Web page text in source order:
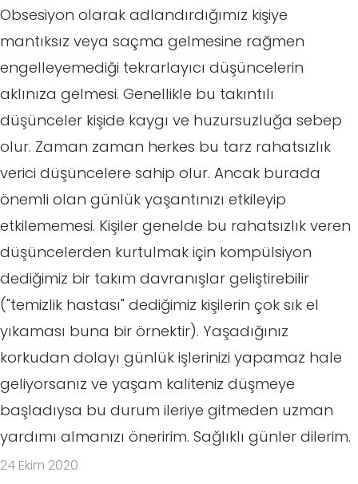
Obsesiyon olarak adlandırdığımız kişiye
mantıksız veya saçma gelmesine rağmen
engelleyemediği tekrarlayıcı düşüncelerin
aklınıza gelmesi. Genellikle bu takıntılı
düşünceler kişide kaygı ve huzursuzluğa sebep
olur. Zaman zaman herkes bu tarz rahatsızlık
verici düşüncelere sahip olur. Ancak burada
önemli olan günlük yaşantınızı etkileyip
etkilememesi. Kişiler genelde bu rahatsızlık veren
düşüncelerden kurtulmak için kompülsiyon
dediğimiz bir takım davranışlar geliştirebilir
("temizlik hastası" dediğimiz kişilerin çok sık el
yıkaması buna bir örnektir). Yaşadığınız
korkudan dolayı günlük işlerinizi yapamaz hale
geliyorsanız ve yaşam kaliteniz düşmeye
başladıysa bu durum ileriye gitmeden uzman
yardımı almanızı öneririm. Sağlıklı günler dilerim.
24 Ekim 2020